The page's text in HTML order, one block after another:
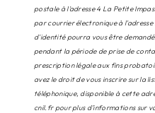
postale à l'adresse 4 La Petite
par courrier électronique à
d'identité pourra vous être
pendant la période de prise de
prescription légale aux fins
avez le droit de vous inscrire sur la
téléphonique, disponible à cette
cnil.fr pour plus d’informations sur